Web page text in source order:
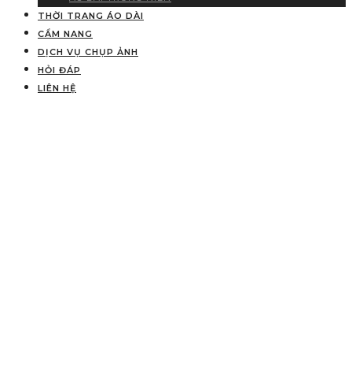
THỜI TRANG ÁO DÀI
CẨM NANG
DỊCH VỤ CHỤP ẢNH
HỎI ĐÁP
LIÊN HỆ